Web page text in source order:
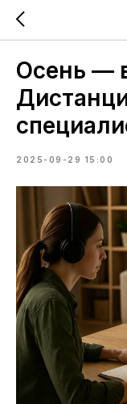
Осень —
2025-09-29 15:00